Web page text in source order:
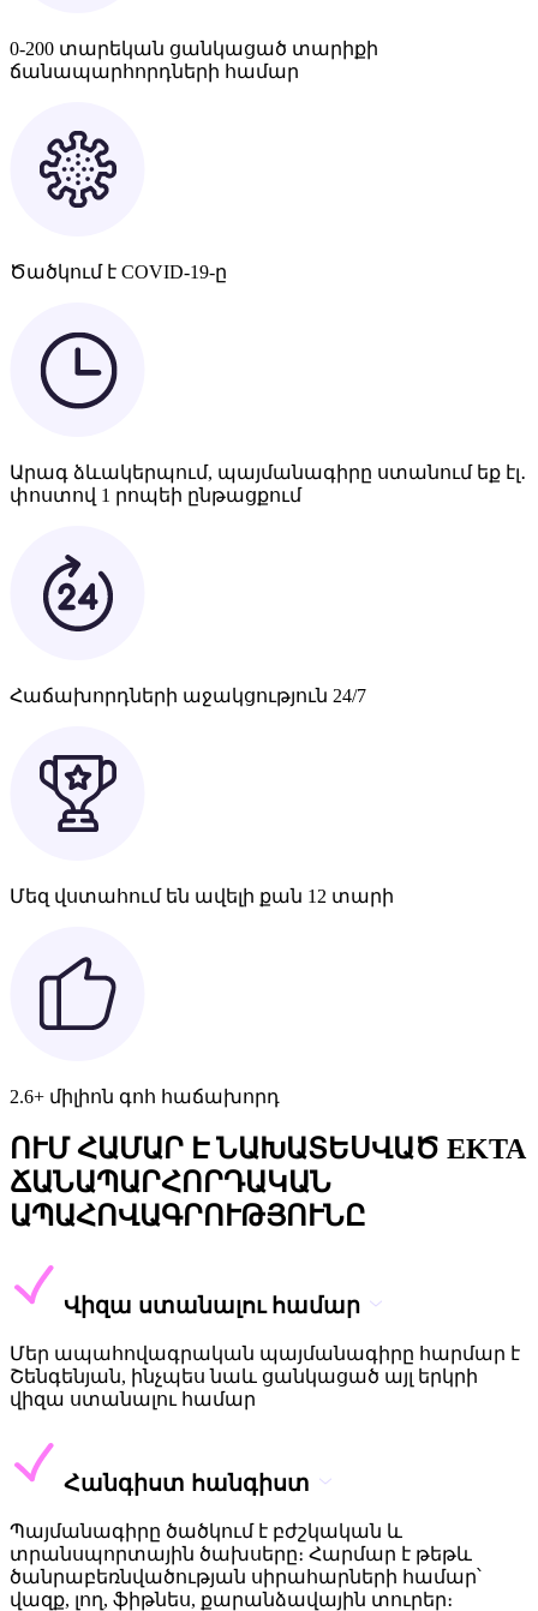
0-200 տարեկան ցանկացած տարիքի
ճանապարհորդների համար
Ծածկում է COVID-19-ը
Արագ ձևակերպում, պայմանագիրը ստանում եք էլ․
փոստով 1 րոպեի ընթացքում
Հաճախորդների աջակցություն 24/7
Մեզ վստահում են ավելի քան 12 տարի
2.6+ միլիոն գոհ հաճախորդ
ՈՒՄ ՀԱՄԱՐ Է ՆԱԽԱՏԵՍՎԱԾ EKTA
ՃԱՆԱՊԱՐՀՈՐԴԱԿԱՆ
ԱՊԱՀՈՎԱԳՐՈՒԹՅՈՒՆԸ
Վիզա ստանալու համար
Մեր ապահովագրական պայմանագիրը հարմար է
Շենգենյան, ինչպես նաև ցանկացած այլ երկրի
վիզա ստանալու համար
Հանգիստ հանգիստ
Պայմանագիրը ծածկում է բժշկական և
տրանսպորտային ծախսերը։ Հարմար է թեթև
ծանրաբեռնվածության սիրահարների համար՝
վազք, լող, ֆիթնես, քարանձավային տուրեր։